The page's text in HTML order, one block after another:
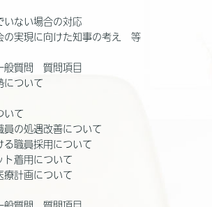
い場合の対応
現に向けた知事の考え 等
般質問 質問項目
ついて
て
の処遇改善について
職員採用について
着用について
計画について